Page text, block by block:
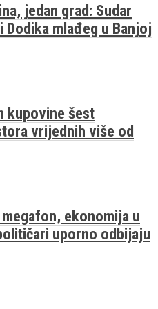
jedan grad: Sudar
Dodika mlađeg u Banjoj
kupovine šest
vrijednih više od
ekonomija u
uporno odbijaju